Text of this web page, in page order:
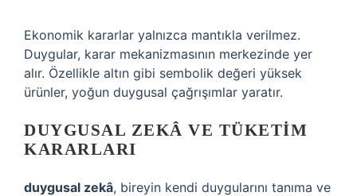
Ekonomik kararlar yalnızca mantıkla verilmez.
Duygular, karar mekanizmasının merkezinde yer
alır. Özellikle altın gibi sembolik değeri yüksek
ürünler, yoğun duygusal çağrışımlar yaratır.
DUYGUSAL ZEKÂ VE TÜKETIM
KARARLARI
duygusal zekâ, bireyin kendi duygularını tanıma ve